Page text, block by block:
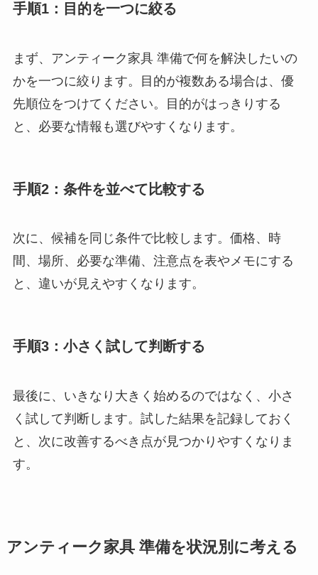
手順1：目的を一つに絞る
まず、アンティーク家具 準備で何を解決したいの
かを一つに絞ります。目的が複数ある場合は、優
先順位をつけてください。目的がはっきりする
と、必要な情報も選びやすくなります。
手順2：条件を並べて比較する
次に、候補を同じ条件で比較します。価格、時
間、場所、必要な準備、注意点を表やメモにする
と、違いが見えやすくなります。
手順3：小さく試して判断する
最後に、いきなり大きく始めるのではなく、小さ
く試して判断します。試した結果を記録しておく
と、次に改善するべき点が見つかりやすくなりま
す。
アンティーク家具 準備を状況別に考える